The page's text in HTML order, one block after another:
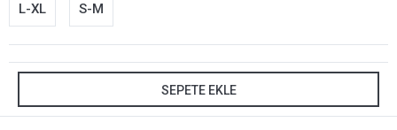
L-XL S-M
SEPETE EKLE